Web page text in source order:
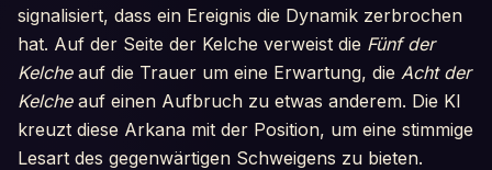
signalisiert, dass ein Ereignis die Dynamik zerbrochen
hat. Auf der Seite der Kelche verweist die Fünf der
Kelcheauf die Trauer um eine Erwartung, die Acht der
Kelcheauf einen Aufbruch zu etwas anderem. Die KI
kreuzt diese Arkana mit der Position, um eine stimmige
Lesart des gegenwärtigen Schweigens zu bieten.